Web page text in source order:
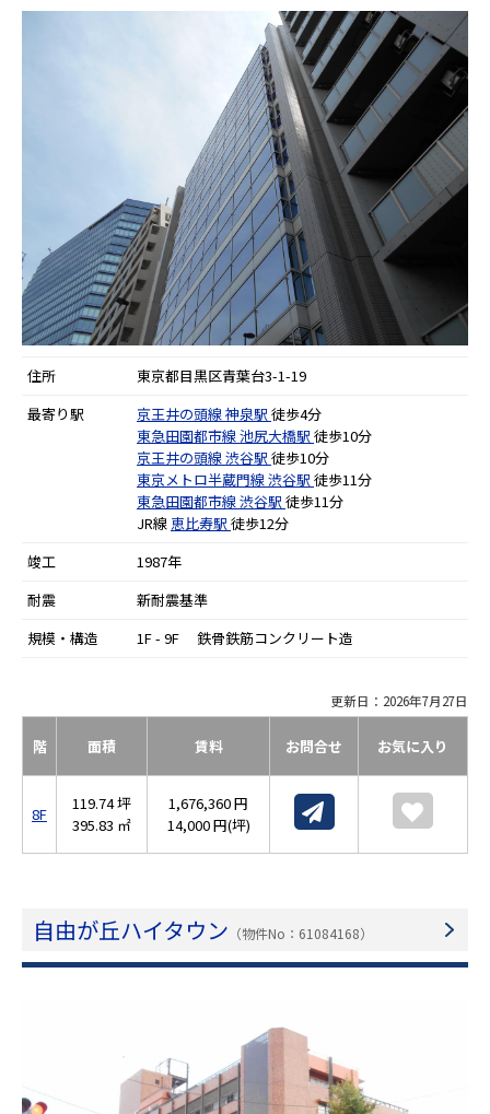
住所
東京都目黒区青葉台3-1-19
最寄り駅
京王井の頭線神泉駅 徒歩4分
東急田園都市線池尻大橋駅 徒歩10分
京王井の頭線渋谷駅 徒歩10分
東京メトロ半蔵門線渋谷駅 徒歩11分
東急田園都市線渋谷駅 徒歩11分
JR線 恵比寿駅 徒歩12分
竣工
1987年
耐震
新耐震基準
規模・構造
1F - 9F 鉄骨鉄筋コンクリート造
更新日：2026年7月27日
階 面積 賃料 お問合せ お気に入り
8F
119.74 坪
395.83 ㎡
1,676,360 円
14,000 円(坪)
自由が丘ハイタウン （物件No：61084168）